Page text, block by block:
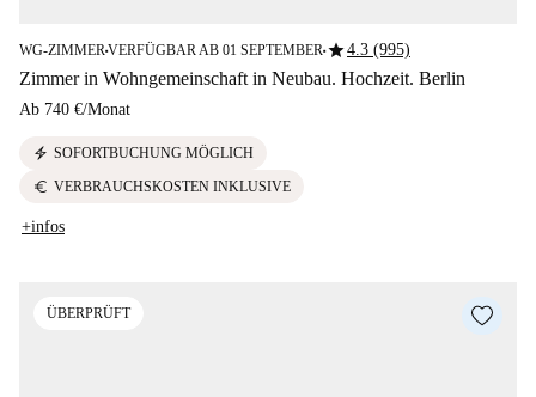
WG-ZIMMER■VERFÜGBAR AB 01 SEPTEMBER■star4.3 (995)
Zimmer in Wohngemeinschaft in Neubau. Hochzeit. Berlin
Ab 740 €/Monat
electric_bolt SOFORTBUCHUNG MÖGLICH
euro VERBRAUCHSKOSTEN INKLUSIVE
+infos
ÜBERPRÜFT